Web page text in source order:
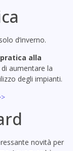
d’inverno.
alla
aumentare la
degli impianti.
novità per